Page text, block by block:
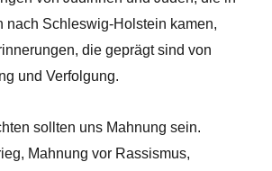
nach Schleswig-Holstein kamen,
die geprägt sind von
und Verfolgung.
sollten uns Mahnung sein.
Mahnung vor Rassismus,